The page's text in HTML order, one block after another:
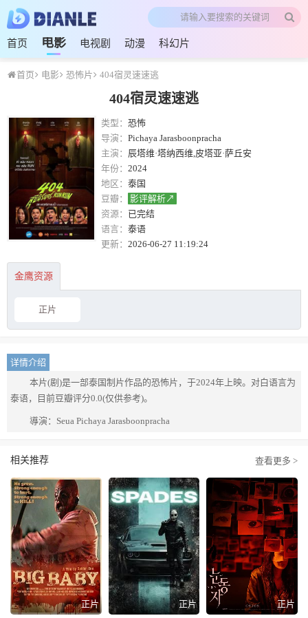
首页 电影 电视剧 动漫 科幻片
首页 电影 恐怖片 404宿灵速速逃
404宿灵速速逃
类型： 恐怖
导演： Pichaya Jarasboonpracha
主演： 辰塔维·塔纳西维,皮塔亚·萨丘安
年份： 2024
地区： 泰国
豆瓣：
影评解析↗
资源： 已完结
语言： 泰语
更新： 2026-06-27 11:19:24
金鹰资源
正片
详情介绍
本片(剧)是一部泰国制片作品的恐怖片，于2024年上映。对白语言为
泰语，目前豆瓣评分0.0(仅供参考)。
導演：Seua Pichaya Jarasboonpracha
相关推荐 查看更多 >
正片
正片
正片